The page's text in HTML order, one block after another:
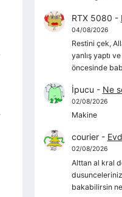
RTX 5080 -
04/08/2026
Restini çek,
yanlış yaptı
öncesinde
İpucu - Ne
02/08/2026
Makine
courier-
02/08/2026
Alttan al kral
bakabilirsin